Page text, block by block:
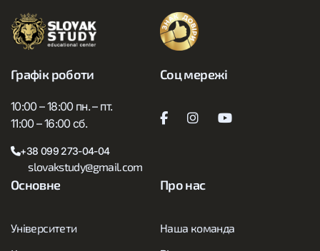
Графік роботи
10:00 – 18:00 пн. – пт.
11:00 – 16:00 сб.
+38 099 273-04-04
slovakstudy@gmail.com
Основне
Університети
Про нас
Наша команда
Соц мережі